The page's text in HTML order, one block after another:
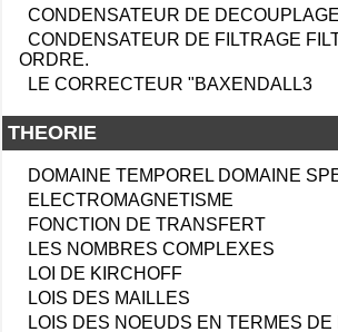
CONDENSATEUR DE DECOUPLAGE
CONDENSATEUR DE FILTRAGE
ORDRE.
LE CORRECTEUR "BAXENDALL3
THEORIE
DOMAINE TEMPOREL DOMAINE
ELECTROMAGNETISME
FONCTION DE TRANSFERT
LES NOMBRES COMPLEXES
LOI DE KIRCHOFF
LOIS DES MAILLES
LOIS DES NOEUDS EN TERMES DE